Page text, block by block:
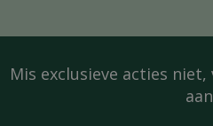
Mis exclusieve acties niet,
aan